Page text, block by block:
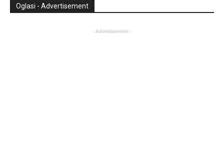
Oglasi - Advertisement
- Advertisement -